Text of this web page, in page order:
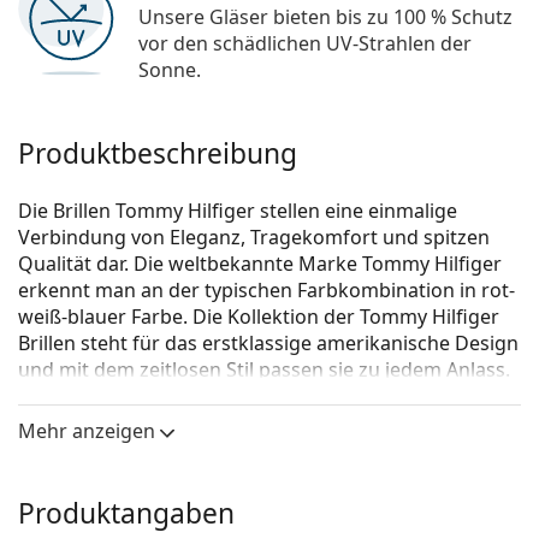
Unsere Gläser bieten bis zu 100 % Schutz
vor den schädlichen UV-Strahlen der
Sonne.
Produktbeschreibung
Die Brillen Tommy Hilfiger stellen eine einmalige
Verbindung von Eleganz, Tragekomfort und spitzen
Qualität dar. Die weltbekannte Marke Tommy Hilfiger
erkennt man an der typischen Farbkombination in rot-
weiß-blauer Farbe. Die Kollektion der Tommy Hilfiger
Brillen steht für das erstklassige amerikanische Design
und mit dem zeitlosen Stil passen sie zu jedem Anlass.
Tommy Hilfiger TH 2002 HN8 17 52ist eine Brille für
Frauen.
von Lentiamo an, wie Sie in dieser Brille aussehen.
Mehr anzeigen
Produktangaben